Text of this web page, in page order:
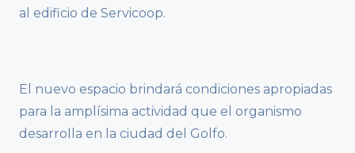
al edificio de Servicoop.
El nuevo espacio brindará condiciones apropiadas
para la amplísima actividad que el organismo
desarrolla en la ciudad del Golfo.